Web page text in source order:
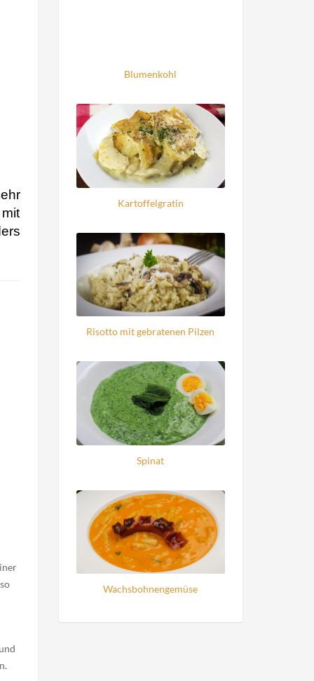
Blumenkohl
Kartoffelgratin
Risotto mit gebratenen Pilzen
Spinat
Wachsbohnengemüse